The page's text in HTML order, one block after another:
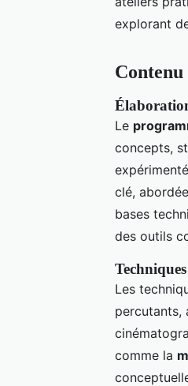
explorant
Le
concepts,
clé,
bases
des outils
Les
percutants,
comme la